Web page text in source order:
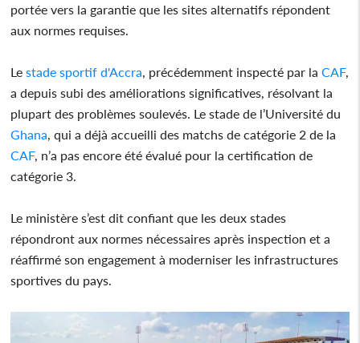
portée vers la garantie que les sites alternatifs répondent
aux normes requises.
Le stade sportif d'Accra, précédemment inspecté par la CAF,
a depuis subi des améliorations significatives, résolvant la
plupart des problèmes soulevés. Le stade de l’Université du
Ghana, qui a déjà accueilli des matchs de catégorie 2 de la
CAF, n’a pas encore été évalué pour la certification de
catégorie 3.
Le ministère s’est dit confiant que les deux stades
répondront aux normes nécessaires après inspection et a
réaffirmé son engagement à moderniser les infrastructures
sportives du pays.